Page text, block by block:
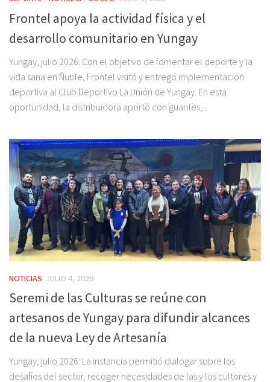
Frontel apoya la actividad física y el
desarrollo comunitario en Yungay
Yungay, julio 2026: Con el objetivo de fomentar el deporte y la
vida sana en Ñuble, Frontel visitó y entregó implementación
deportiva al Club Deportivo La Unión de Yungay. En esta
oportunidad, la distribuidora aportó con guantes,...
NOTICIAS JULIO 4, 2026
Seremi de las Culturas se reúne con
artesanos de Yungay para difundir alcances
de la nueva Ley de Artesanía
Yungay, julio 2026: La instancia permitió dialogar sobre los
desafíos del sector, recoger necesidades de las y los cultores y